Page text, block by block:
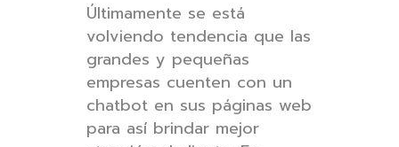
Últimamente se está
volviendo tendencia que las
grandes y pequeñas
empresas cuenten con un
chatbot en sus páginas web
para así​ ​brindar mejor